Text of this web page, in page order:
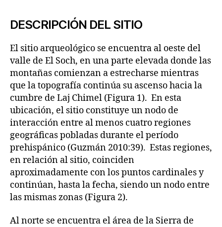
DESCRIPCIÓN DEL SITIO
El sitio arqueológico se encuentra al oeste del
valle de El Soch, en una parte elevada donde las
montañas comienzan a estrecharse mientras
que la topografía continúa su ascenso hacia la
cumbre de Laj Chimel (Figura 1). En esta
ubicación, el sitio constituye un nodo de
interacción entre al menos cuatro regiones
geográficas pobladas durante el período
prehispánico (Guzmán 2010:39). Estas regiones,
en relación al sitio, coinciden
aproximadamente con los puntos cardinales y
continúan, hasta la fecha, siendo un nodo entre
las mismas zonas (Figura 2).
Al norte se encuentra el área de la Sierra de